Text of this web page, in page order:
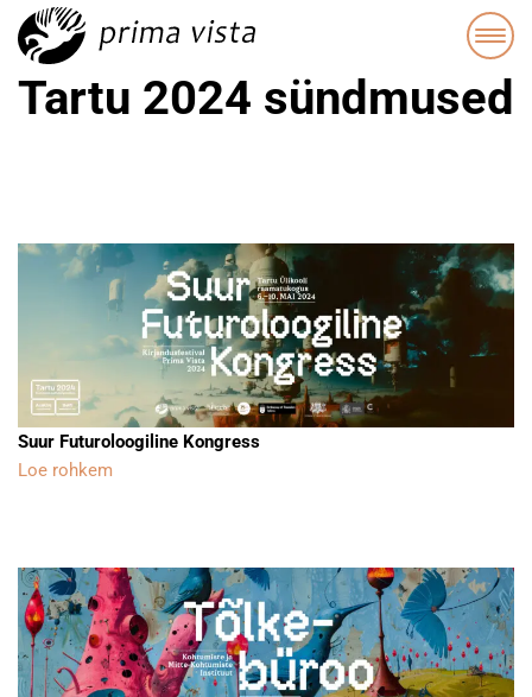
Tartu 2024 sündmused
Suur Futuroloogiline Kongress
Loe rohkem